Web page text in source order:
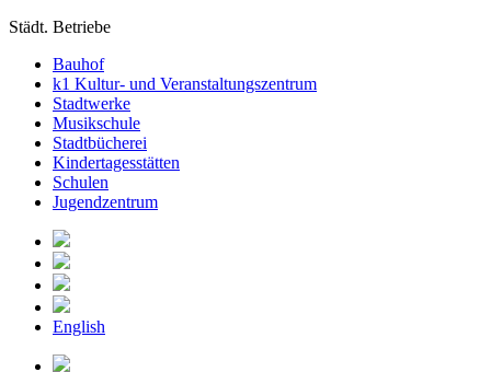
Städt. Betriebe
Bauhof
k1 Kultur- und Veranstaltungszentrum
Stadtwerke
Musikschule
Stadtbücherei
Kindertagesstätten
Schulen
Jugendzentrum
English